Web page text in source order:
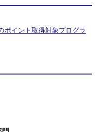
ポイント取得対象プログラ